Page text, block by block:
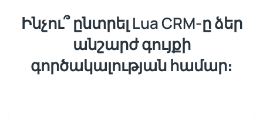
Ինչու՞ ընտրել Lua CRM-ը ձեր
անշարժ գույքի
գործակալության համար։